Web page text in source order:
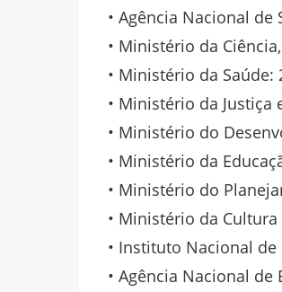
• Agência Nacional de
• Ministério da
• Ministério da Saúde:
• Ministério da Justiça
• Ministério do
• Ministério da
• Ministério do
• Ministério da Cultura
• Instituto Nacional de
• Agência Nacional de